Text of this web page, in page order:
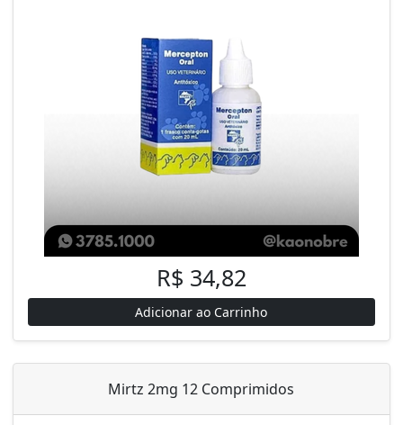
R$ 34,82
Adicionar ao Carrinho
Mirtz 2mg 12 Comprimidos